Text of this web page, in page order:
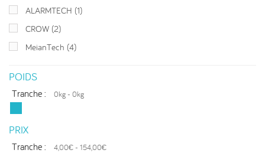
ALARMTECH (1)
CROW (2)
MeianTech (4)
POIDS
Tranche : 0kg - 0kg
PRIX
Tranche : 4,00€ - 154,00€